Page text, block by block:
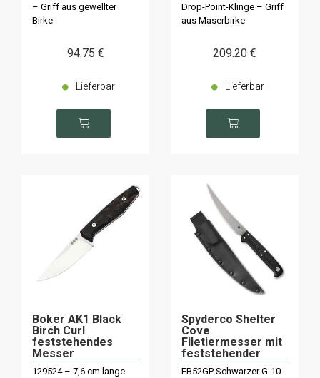
– Griff aus gewellter
Birke
94.75 €
Lieferbar
Drop-Point-Klinge – Griff
aus Maserbirke
209.20 €
Lieferbar
Boker AK1 Black
Birch Curl
feststehendes
Messer
129524 – 7,6 cm lange
Spyderco Shelter
Cove
Filetiermesser mit
feststehender
Klinge
FB52GP Schwarzer G-10-